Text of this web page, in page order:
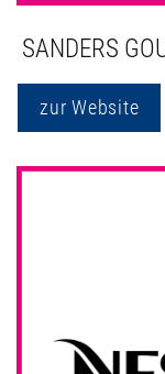
SANDERS
zur Website